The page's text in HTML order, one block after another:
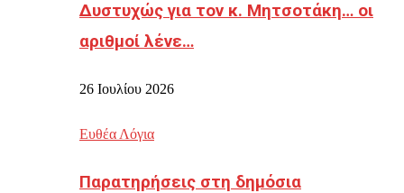
Δυστυχώς για τον κ. Μητσοτάκη… οι
αριθμοί λένε…
26 Ιουλίου 2026
Ευθέα Λόγια
Παρατηρήσεις στη δημόσια